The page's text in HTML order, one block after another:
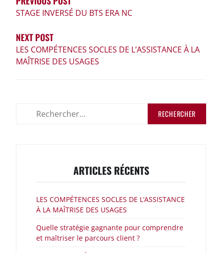
STAGE INVERSÉ DU BTS ERA NC
NEXT POST
LES COMPÉTENCES SOCLES DE L’ASSISTANCE À LA
MAÎTRISE DES USAGES
Rechercher :
ARTICLES RÉCENTS
LES COMPÉTENCES SOCLES DE L’ASSISTANCE
À LA MAÎTRISE DES USAGES
Quelle stratégie gagnante pour comprendre
et maîtriser le parcours client ?